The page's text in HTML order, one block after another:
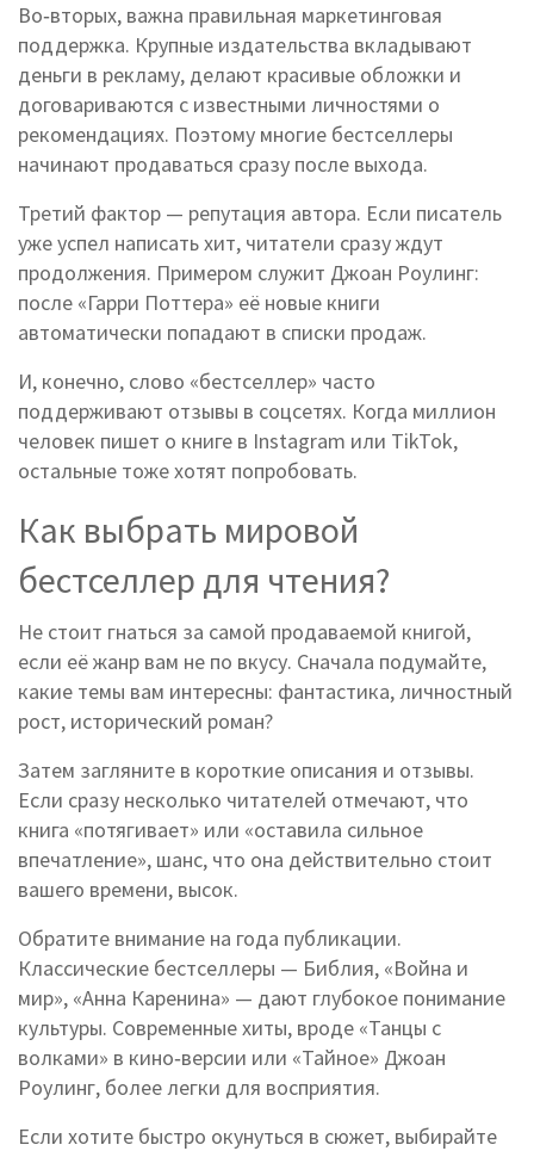
Во‑вторых, важна правильная маркетинговая
поддержка. Крупные издательства вкладывают
деньги в рекламу, делают красивые обложки и
договариваются с известными личностями о
рекомендациях. Поэтому многие бестселлеры
начинают продаваться сразу после выхода.
Третий фактор — репутация автора. Если писатель
уже успел написать хит, читатели сразу ждут
продолжения. Примером служит Джоан Роулинг:
после «Гарри Поттера» её новые книги
автоматически попадают в списки продаж.
И, конечно, слово «бестселлер» часто
поддерживают отзывы в соцсетях. Когда миллион
человек пишет о книге в Instagram или TikTok,
остальные тоже хотят попробовать.
Как выбрать мировой
бестселлер для чтения?
Не стоит гнаться за самой продаваемой книгой,
если её жанр вам не по вкусу. Сначала подумайте,
какие темы вам интересны: фантастика, личностный
рост, исторический роман?
Затем загляните в короткие описания и отзывы.
Если сразу несколько читателей отмечают, что
книга «потягивает» или «оставила сильное
впечатление», шанс, что она действительно стоит
вашего времени, высок.
Обратите внимание на года публикации.
Классические бестселлеры — Библия, «Война и
мир», «Анна Каренина» — дают глубокое понимание
культуры. Современные хиты, вроде «Танцы с
волками» в кино‑версии или «Тайное» Джоан
Роулинг, более легки для восприятия.
Если хотите быстро окунуться в сюжет, выбирайте